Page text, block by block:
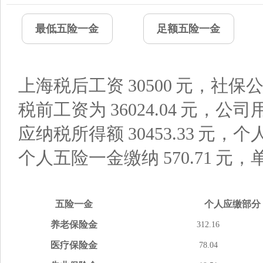
最低五险一金 足额五险一金
上海税后工资 30500 元，社保
税前工资为 36024.04元，公司
应纳税所得额 30453.33 元，个
个人五险一金缴纳 570.71 元，
五险一金 个人应缴部分
养老保险金 312.16
医疗保险金 78.04